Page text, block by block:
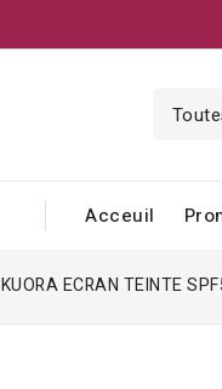
Acceuil
KUORA ECRAN TEINTE